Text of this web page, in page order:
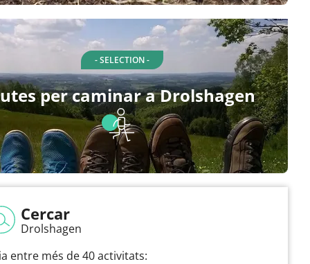
- SELECTION -
per caminar a Drolshagen
Cercar
Drolshagen
entre més de 40 activitats: